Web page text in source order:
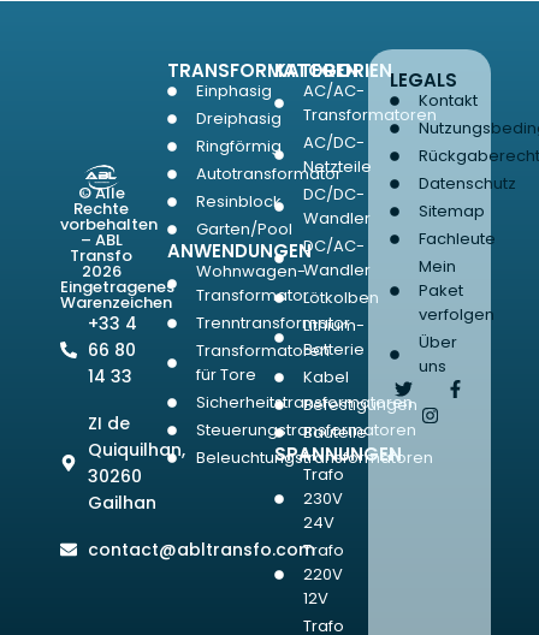
© Alle
Rechte
vorbehalten
– ABL
Transfo
2026
Eingetragenes
Warenzeichen
+33 4
66 80
14 33
ZI de
Quiquilhan,
30260
Gailhan
contact@abltransfo.com
TRANSFORMATOREN
Einphasig
Dreiphasig
Ringförmig
Autotransformator
Resinblock
Garten/Pool
ANWENDUNGEN
Wohnwagen-
Transformator
Trenntransformator
Transformatoren
für Tore
Sicherheitstransformatoren
Steuerungstransformatoren
Beleuchtungstransformatoren
KATEGORIEN
AC/AC-
Transformatoren
AC/DC-
Netzteile
DC/DC-
Wandler
DC/AC-
Wandler
Lötkolben
Lithium-
Batterie
Kabel
Befestigungen
Bauteile
SPANNUNGEN
Trafo
230V
24V
Trafo
220V
12V
Trafo
LEGALS
Kontakt
Datenschutz
Sitemap
Fachleute
Mein
Paket
verfolgen
Über
uns